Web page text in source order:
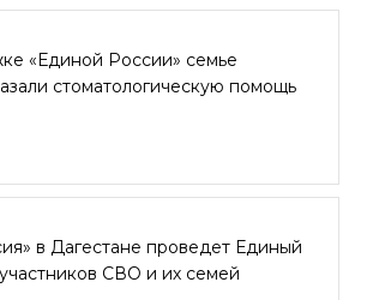
«Единой России» семье
стоматологическую помощь
в Дагестане проведет Единый
СВО и их семей